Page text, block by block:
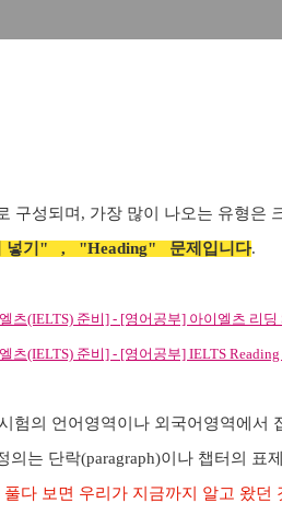
구성되며 , 가장 많이 나오는 유형은
넣기" , "Heading" 문제입니다.
츠(IELTS) 준비] - [영어공부] 아이엘츠 리
츠(IELTS) 준비] - [영어공부] IELTS
험의 언어영역이나 외국어영역에서
의는 단락(paragraph)이나 챕터의 표제
풀다 보면 우리가 지금까지 알고 왔던